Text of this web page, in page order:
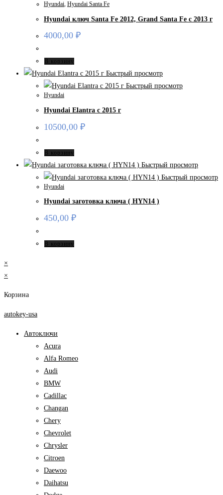
Hyundai, Hyundai Santa Fe
Hyundai ключ Santa Fe 2012, Grand Santa Fe с 2013 г
4000,00 ₽
В корзину
Быстрый просмотр
Быстрый просмотр
Hyundai
Hyundai Elantra с 2015 г
10500,00 ₽
В корзину
Быстрый просмотр
Быстрый просмотр
Hyundai
Hyundai заготовка ключа ( HYN14 )
450,00 ₽
В корзину
×
×
Корзина
autokey-usa
Автоключи
Acura
Alfa Romeo
Audi
BMW
Cadillac
Changan
Chery
Chevrolet
Chrysler
Citroen
Daewoo
Daihatsu